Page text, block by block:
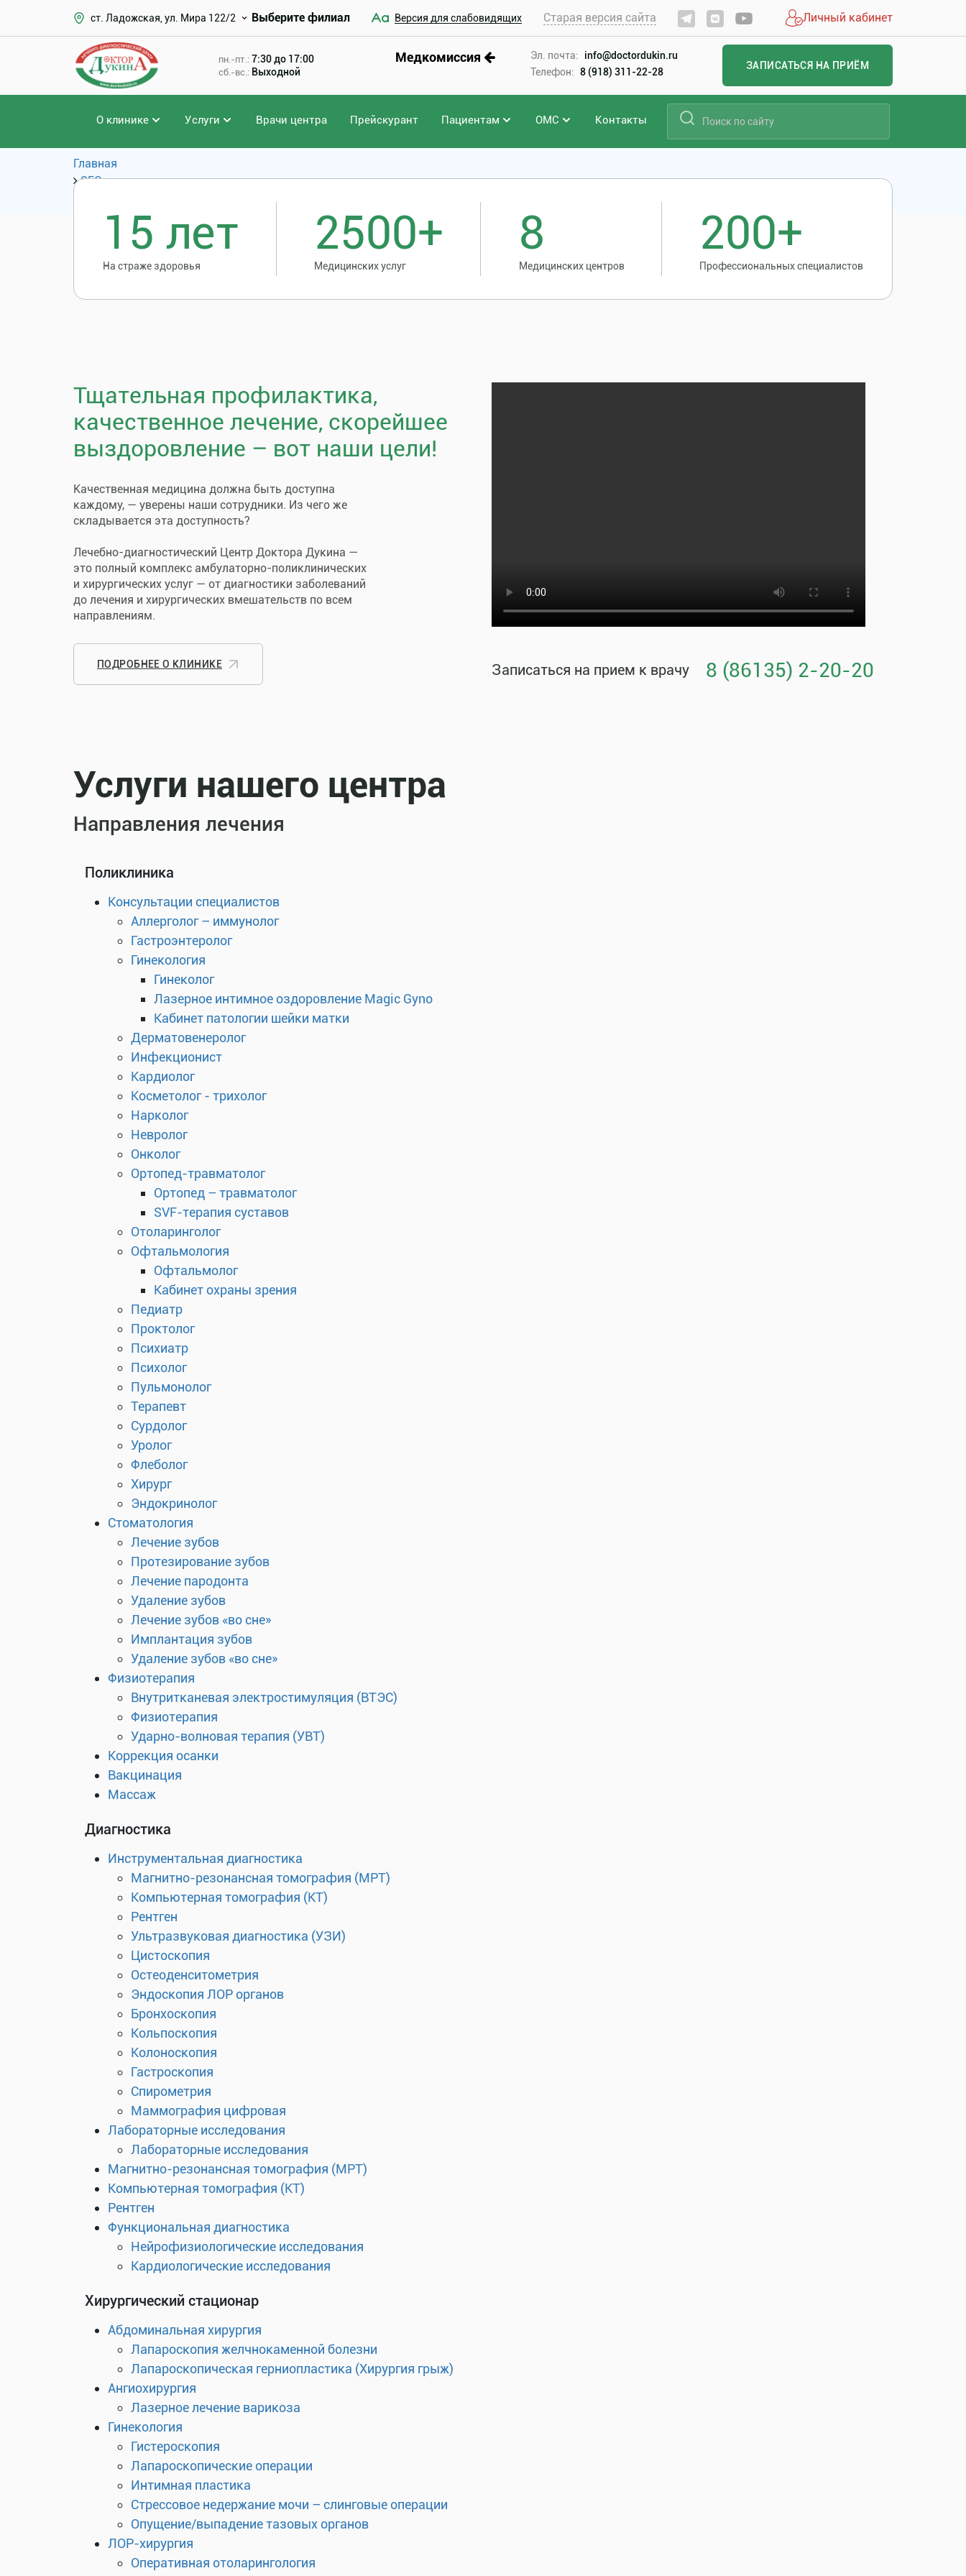
ст. Ладожская, ул. Мира 122/2 Выберите филиал Версия для слабовидящих Старая версия сайта Личный кабинет
пн.-пт.: 7:30 до 17:00
сб.-вс.: Выходной
Медкомиссия Эл. почта:
info@doctordukin.ru
Телефон: 8 (918) 311-22-28
ЗАПИСАТЬСЯ НА ПРИЁМ
О клинике Услуги Врачи центра Прейскурант Пациентам ОМС Контакты
Главная
SEO
15 лет
На страже здоровья
2500+
Медицинских услуг
8
Медицинских центров
200+
Профессиональных специалистов
Тщательная профилактика,
качественное лечение, скорейшее
выздоровление – вот наши цели!
Качественная медицина должна быть доступна
каждому, — уверены наши сотрудники. Из чего же
складывается эта доступность?
Лечебно-диагностический Центр Доктора Дукина —
это полный комплекс амбулаторно-поликлинических
и хирургических услуг — от диагностики заболеваний
до лечения и хирургических вмешательств по всем
направлениям.
ПОДРОБНЕЕ О КЛИНИКЕ Записаться на прием к врачу 8 (86135) 2-20-20
Услуги нашего центра
Направления лечения
Поликлиника
Консультации специалистов
Аллерголог – иммунолог
Гастроэнтеролог
Гинекология
Гинеколог
Лазерное интимное оздоровление Magic Gyno
Кабинет патологии шейки матки
Дерматовенеролог
Инфекционист
Кардиолог
Косметолог - трихолог
Нарколог
Невролог
Онколог
Ортопед-травматолог
Ортопед – травматолог
SVF-терапия суставов
Отоларинголог
Офтальмология
Офтальмолог
Кабинет охраны зрения
Педиатр
Проктолог
Психиатр
Психолог
Пульмонолог
Терапевт
Сурдолог
Уролог
Флеболог
Хирург
Эндокринолог
Стоматология
Лечение зубов
Протезирование зубов
Лечение пародонта
Удаление зубов
Лечение зубов «во сне»
Имплантация зубов
Удаление зубов «во сне»
Физиотерапия
Внутритканевая электростимуляция (ВТЭС)
Физиотерапия
Ударно-волновая терапия (УВТ)
Коррекция осанки
Вакцинация
Массаж
Диагностика
Инструментальная диагностика
Магнитно-резонансная томография (МРТ)
Компьютерная томография (КТ)
Рентген
Ультразвуковая диагностика (УЗИ)
Цистоскопия
Остеоденситометрия
Эндоскопия ЛОР органов
Бронхоскопия
Кольпоскопия
Колоноскопия
Гастроскопия
Спирометрия
Маммография цифровая
Лабораторные исследования
Лабораторные исследования
Магнитно-резонансная томография (МРТ)
Компьютерная томография (КТ)
Рентген
Функциональная диагностика
Нейрофизиологические исследования
Кардиологические исследования
Хирургический стационар
Абдоминальная хирургия
Лапароскопия желчнокаменной болезни
Лапароскопическая герниопластика (Хирургия грыж)
Ангиохирургия
Лазерное лечение варикоза
Гинекология
Гистероскопия
Лапароскопические операции
Интимная пластика
Стрессовое недержание мочи – слинговые операции
Опущение/выпадение тазовых органов
ЛОР-хирургия
Оперативная отоларингология